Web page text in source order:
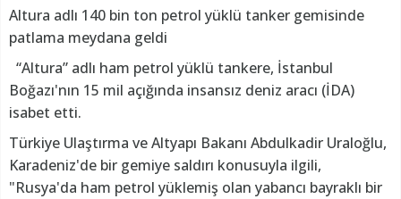
Altura adlı 140 bin ton petrol yüklü tanker gemisinde
patlama meydana geldi
“Altura” adlı ham petrol yüklü tankere, İstanbul
Boğazı'nın 15 mil açığında insansız deniz aracı (İDA)
isabet etti.
Türkiye Ulaştırma ve Altyapı Bakanı Abdulkadir Uraloğlu,
Karadeniz'de bir gemiye saldırı konusuyla ilgili,
"Rusya'da ham petrol yüklemiş olan yabancı bayraklı bir